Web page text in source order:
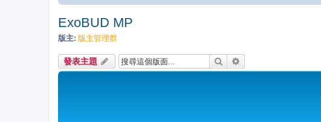
ExoBUD MP
版主: 版主管理群
發表主題 搜尋